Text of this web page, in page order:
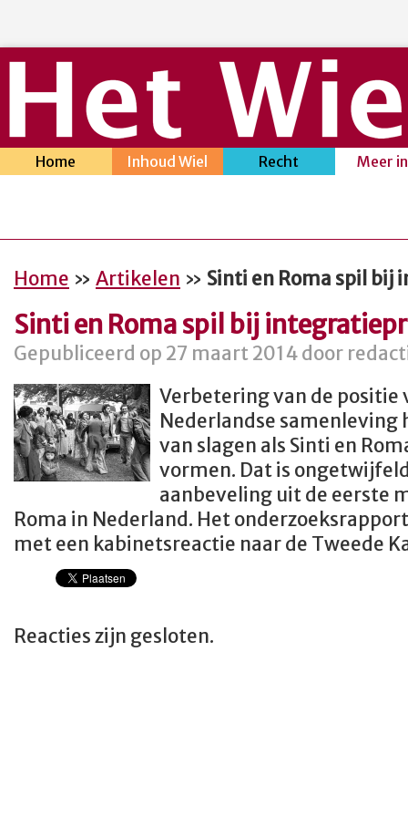
Home Inhoud Wiel Recht Meer
Home » Artikelen » Sinti en Roma spil
Sinti en Roma spil bij
Gepubliceerd op 27 maart 2014 door
Verbetering van de positie
Nederlandse samenleving
van slagen als Sinti en
vormen. Dat is
aanbeveling uit de eerste
Roma in Nederland. Het
met een kabinetsreactie naar de Tweede
Reacties zijn gesloten.